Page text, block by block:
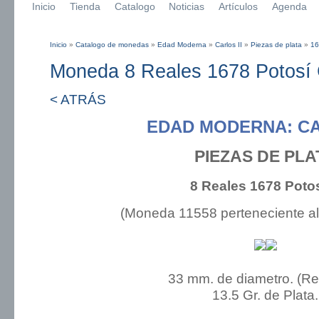
Inicio Tienda Catalogo Noticias Artículos Agenda
Inicio » Catalogo de monedas » Edad Moderna » Carlos II » Piezas de plata »
Moneda 8 Reales 1678 Potosí
< ATRÁS
EDAD MODERNA:
PIEZAS DE
8 Reales 1678
(Moneda 11558 perteneciente
33 mm. de diametro.
13.5 Gr. de Plata.